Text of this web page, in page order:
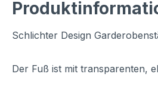
Schlichter Design
Der Fuß ist mit transparenten,